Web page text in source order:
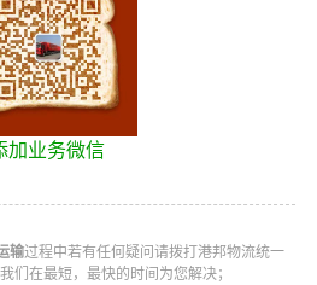
加业务微信
输过程中若有任何疑问请拨打 港邦物流统一
们在最短，最快的时间为您解决；